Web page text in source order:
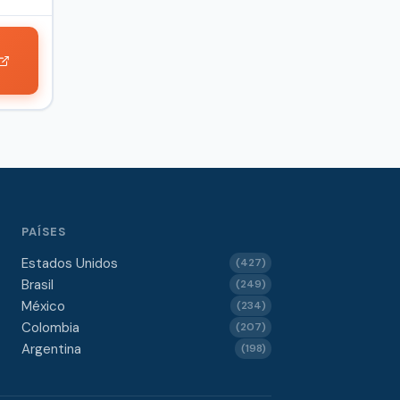
PAÍSES
Estados Unidos (427)
Brasil (249)
México (234)
Colombia (207)
Argentina (198)